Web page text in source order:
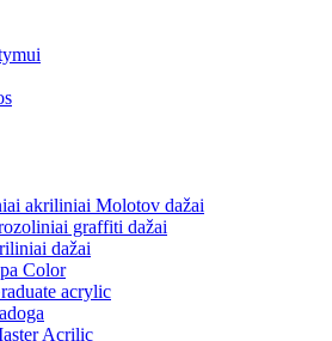
akriliniai Molotov dažai
graffiti dažai
dažai
Color
acrylic
Acrilic